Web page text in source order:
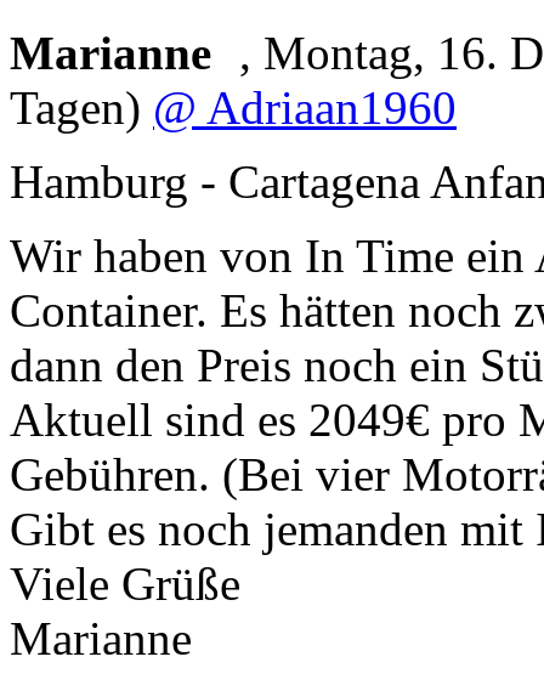
Marianne ,Montag, 16.
Tagen) @ Adriaan1960
Hamburg - Cartagena
Wir haben von In Time
Container. Es hätten noch
dann den Preis noch ein
Aktuell sind es 2049€ pro
Gebühren. (Bei vier
Gibt es noch jemanden mit
Viele Grüße
Marianne